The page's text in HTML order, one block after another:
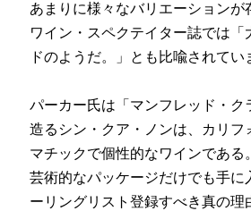
あまりに様々なバリエーションが
ワイン・スペクテイター誌では「
ドのようだ。」とも比喩されてい
パーカー氏は「マンフレッド・ク
造るシン・クア・ノンは、カリフ
マチックで個性的なワインである
芸術的なパッケージだけでも手に
ーリングリスト登録すべき真の理